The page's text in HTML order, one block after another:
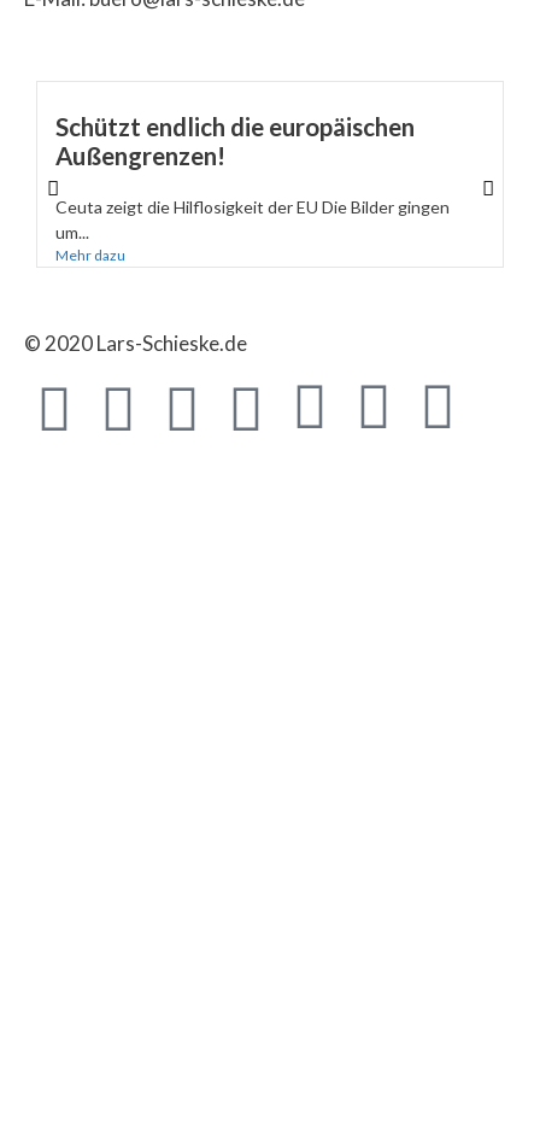
Schützt endlich die europäischen
Außengrenzen!
Ceuta zeigt die Hilflosigkeit der EU Die Bilder gingen
um...
Mehr dazu
© 2020 Lars-Schieske.de